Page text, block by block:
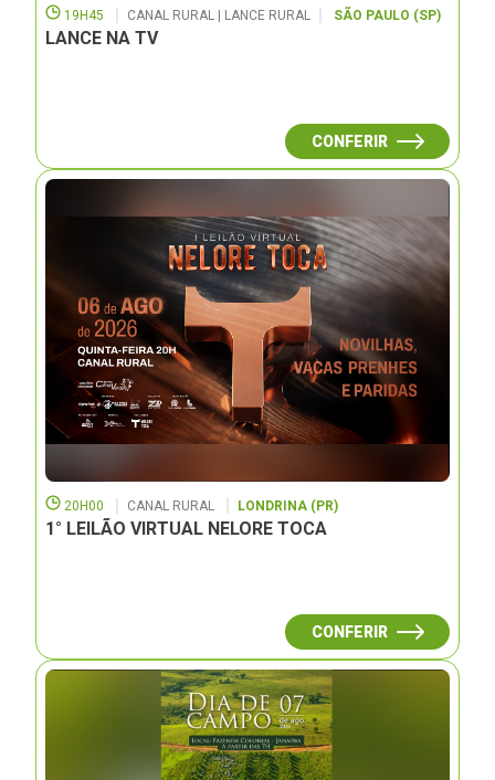
19H45 CANAL RURAL | LANCE RURAL SÃO PAULO (SP)
LANCE NA TV
CONFERIR
20H00 CANAL RURAL LONDRINA (PR)
1° LEILÃO VIRTUAL NELORE TOCA
CONFERIR